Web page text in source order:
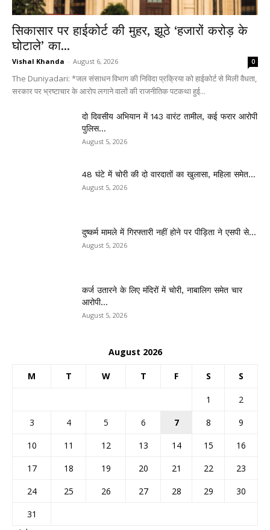
सिकासार पर हाईकोर्ट की मुहर, झूठे ‘हजारों करोड़ के
घोटाले’ का...
Vishal Khanda - August 6, 2026 0
The Duniyadari: *जल संसाधन विभाग की निविदा प्रक्रिया को हाईकोर्ट से मिली वैधता,
सरकार पर भ्रष्टाचार के आरोप लगाने वालों की राजनीतिक पटकथा हुई...
दो दिवसीय अभियान में 143 वारंट तामील, कई फरार आरोपी
पुलिस...
August 5, 2026
48 घंटे में चोरी की दो वारदातों का खुलासा, महिला समेत...
August 5, 2026
दुष्कर्म मामले में गिरफ्तारी नहीं होने पर पीड़िता ने एसपी से...
August 5, 2026
कर्ज उतारने के लिए मंदिरों में चोरी, नाबालिग समेत चार
आरोपी...
August 5, 2026
August 2026
M T W T F S S
1
2
3
4 5 6 7 8
9
10
11 12 13 14 15
16
17
18 19 20 21 22
23
24
25 26 27 28 29
30
31